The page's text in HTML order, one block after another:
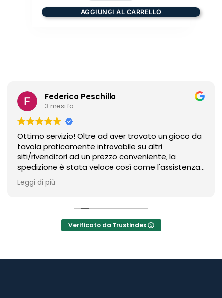
AGGIUNGI AL CARRELLO
Federico Peschillo
3 mesi fa
Ottimo servizio! Oltre ad aver trovato un gioco da
tavola praticamente introvabile su altri
siti/rivenditori ad un prezzo conveniente, la
spedizione è stata veloce così come l'assistenza
per un ritocco ex-post sull'ordine. Un riferimento
sicuramente in ambito board gaming.
Leggi di più
Verificato da Trustindex